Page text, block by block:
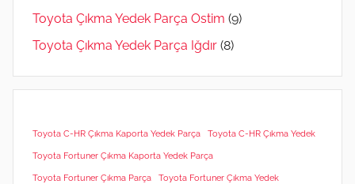
Toyota Çıkma Yedek Parça Ostim (9)
Toyota Çıkma Yedek Parça Iğdır (8)
Toyota C-HR Çıkma Kaporta Yedek Parça Toyota C-HR Çıkma Yedek
Toyota Fortuner Çıkma Kaporta Yedek Parça
Toyota Fortuner Çıkma Parça Toyota Fortuner Çıkma Yedek